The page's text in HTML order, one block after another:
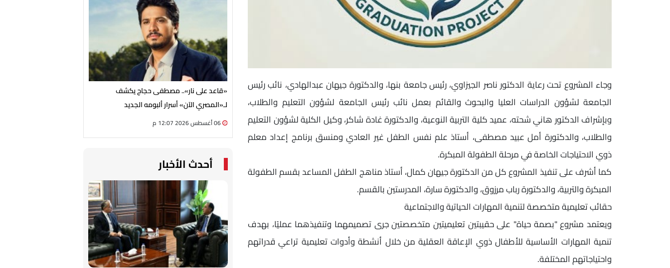
وجاء المشروع تحت رعاية الدكتور ناصر الجيزاوي، رئيس جامعة بنها، والدكتورة جيهان عبدالهادي، نائب رئيس
الجامعة لشؤون الدراسات العليا والبحوث والقائم بعمل نائب رئيس الجامعة لشؤون التعليم والطلاب،
وبإشراف الدكتور هاني شحته، عميد كلية التربية النوعية، والدكتورة غادة شاكر، وكيل الكلية لشؤون التعليم
والطلاب، والدكتورة أمل عبيد مصطفى، أستاذ علم نفس الطفل غير العادي ومنسق برنامج إعداد معلم
ذوي الاحتياجات الخاصة في مرحلة الطفولة المبكرة.
كما أشرف على تنفيذ المشروع كل من الدكتورة جيهان كمال، أستاذ مناهج الطفل المساعد بقسم الطفولة
المبكرة والتربية، والدكتورة رباب مرزوق، والدكتورة سارة، المدرستين بالقسم.
حقائب تعليمية متخصصة لتنمية المهارات الحياتية والاجتماعية
ويعتمد مشروع "بصمة حياة" على حقيبتين تعليميتين متخصصتين جرى تصميمهما وتنفيذهما عمليًا، بهدف
تنمية المهارات الأساسية للأطفال ذوي الإعاقة العقلية من خلال أنشطة وأدوات تعليمية تراعي قدراتهم
واحتياجاتهم المختلفة.
«قاعد على نار».. مصطفى حجاج يكشف
لـ«المصري الآن» أسرار ألبومه الجديد
أحدث الأخبار